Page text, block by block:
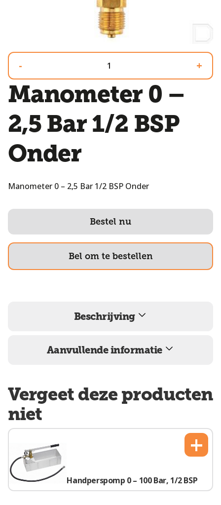
- +
Manometer 0 –
2,5 Bar 1/2 BSP
Onder
Manometer 0 – 2,5 Bar 1/2 BSP Onder
Bestel nu
Bel om te bestellen
Beschrijving
Aanvullende informatie
Vergeet deze producten
niet
Handperspomp 0 – 100 Bar, 1/2 BSP
+